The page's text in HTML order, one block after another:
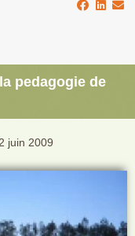
pedagogie de
juin 2009